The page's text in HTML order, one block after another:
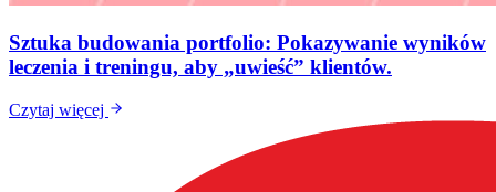
Sztuka budowania portfolio: Pokazywanie wyników
leczenia i treningu, aby „uwieść” klientów.
Czytaj więcej